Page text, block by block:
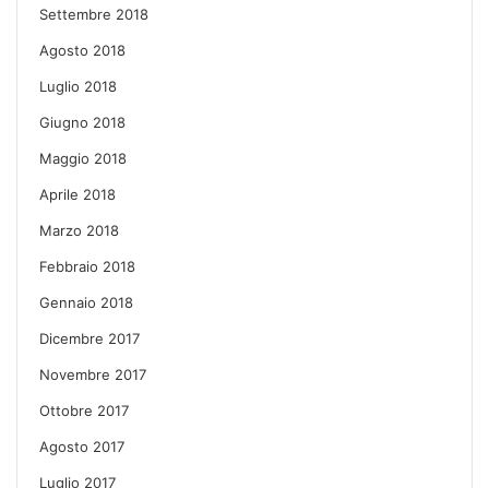
Settembre 2018
Agosto 2018
Luglio 2018
Giugno 2018
Maggio 2018
Aprile 2018
Marzo 2018
Febbraio 2018
Gennaio 2018
Dicembre 2017
Novembre 2017
Ottobre 2017
Agosto 2017
Luglio 2017